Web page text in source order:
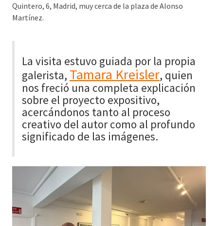
Quintero, 6, Madrid, muy cerca de la plaza de Alonso
Martínez.
La visita estuvo guiada por la propia
galerista, Tamara Kreisler, quien
nos freció una completa explicación
sobre el proyecto expositivo,
acercándonos tanto al proceso
creativo del autor como al profundo
significado de las imágenes.